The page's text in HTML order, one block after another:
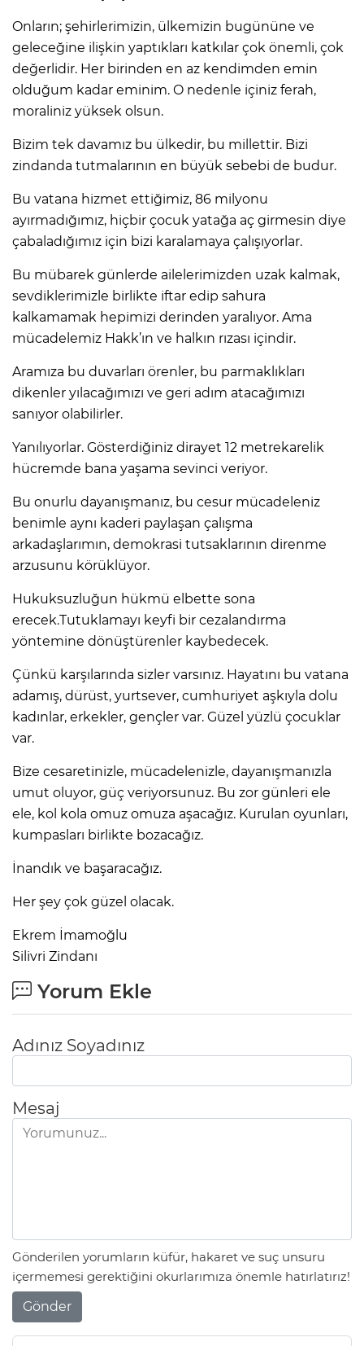
Onların; şehirlerimizin, ülkemizin bugününe ve
geleceğine ilişkin yaptıkları katkılar çok önemli, çok
değerlidir. Her birinden en az kendimden emin
olduğum kadar eminim. O nedenle içiniz ferah,
moraliniz yüksek olsun.
Bizim tek davamız bu ülkedir, bu millettir. Bizi
zindanda tutmalarının en büyük sebebi de budur.
Bu vatana hizmet ettiğimiz, 86 milyonu
ayırmadığımız, hiçbir çocuk yatağa aç girmesin diye
çabaladığımız için bizi karalamaya çalışıyorlar.
Bu mübarek günlerde ailelerimizden uzak kalmak,
sevdiklerimizle birlikte iftar edip sahura
kalkamamak hepimizi derinden yaralıyor. Ama
mücadelemiz Hakk’ın ve halkın rızası içindir.
Aramıza bu duvarları örenler, bu parmaklıkları
dikenler yılacağımızı ve geri adım atacağımızı
sanıyor olabilirler.
Yanılıyorlar. Gösterdiğiniz dirayet 12 metrekarelik
hücremde bana yaşama sevinci veriyor.
Bu onurlu dayanışmanız, bu cesur mücadeleniz
benimle aynı kaderi paylaşan çalışma
arkadaşlarımın, demokrasi tutsaklarının direnme
arzusunu körüklüyor.
Hukuksuzluğun hükmü elbette sona
erecek.Tutuklamayı keyfi bir cezalandırma
yöntemine dönüştürenler kaybedecek.
Çünkü karşılarında sizler varsınız. Hayatını bu vatana
adamış, dürüst, yurtsever, cumhuriyet aşkıyla dolu
kadınlar, erkekler, gençler var. Güzel yüzlü çocuklar
var.
Bize cesaretinizle, mücadelenizle, dayanışmanızla
umut oluyor, güç veriyorsunuz. Bu zor günleri ele
ele, kol kola omuz omuza aşacağız. Kurulan oyunları,
kumpasları birlikte bozacağız.
İnandık ve başaracağız.
Her şey çok güzel olacak.
Ekrem İmamoğlu
Silivri Zindanı
Yorum Ekle
Adınız Soyadınız
Mesaj
Gönderilen yorumların küfür, hakaret ve suç unsuru
içermemesi gerektiğini okurlarımıza önemle hatırlatırız!
Gönder